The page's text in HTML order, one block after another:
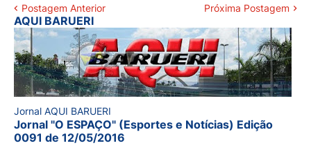
Postagem Anterior Próxima Postagem
AQUI BARUERI
Jornal AQUI BARUERI
Jornal "O ESPAÇO" (Esportes e Notícias) Edição
0091 de 12/05/2016